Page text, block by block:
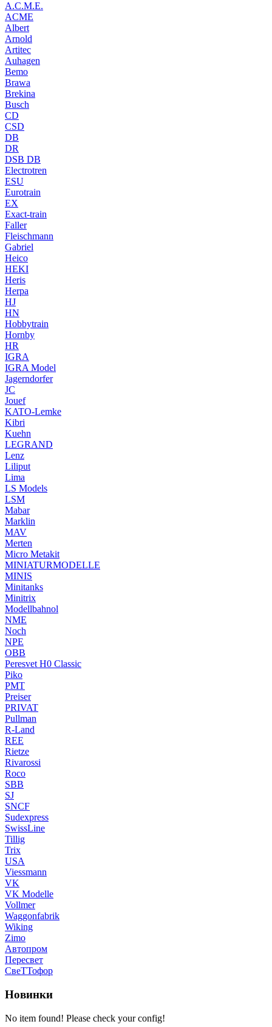
A.C.M.E.
ACME
Albert
Arnold
Artitec
Auhagen
Bemo
Brawa
Brekina
Busch
CD
CSD
DB
DR
DSB DB
Electrotren
ESU
Eurotrain
EX
Exact-train
Faller
Fleischmann
Gabriel
Heico
HEKI
Heris
Herpa
HJ
HN
Hobbytrain
Hornby
HR
IGRA
IGRA Model
Jagerndorfer
JC
Jouef
KATO-Lemke
Kibri
Kuehn
LEGRAND
Lenz
Liliput
Lima
LS Models
LSM
Mabar
Marklin
MAV
Merten
Micro Metakit
MINIATURMODELLE
MINIS
Minitanks
Minitrix
Modellbahnol
NME
Noch
NPE
OBB
Peresvet H0 Classic
Piko
PMT
Preiser
PRIVAT
Pullman
R-Land
REE
Rietze
Rivarossi
Roco
SBB
SJ
SNCF
Sudexpress
SwissLine
Tillig
Trix
USA
Viessmann
VK
VK Modelle
Vollmer
Waggonfabrik
Wiking
Zimo
Автопром
Пересвет
СвеТТофор
Новинки
No item found! Please check your config!